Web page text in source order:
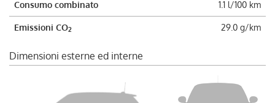
Consumo combinato 1.1 l/100 km
Emissioni CO2 29.0 g/km
Dimensioni esterne ed interne